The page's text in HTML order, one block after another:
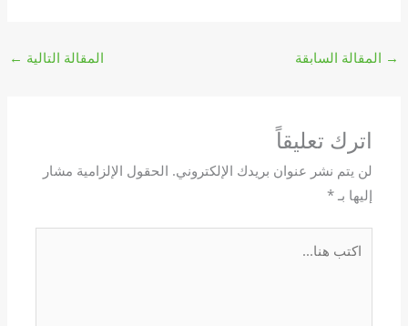
→ المقالة السابقة المقالة التالية ←
اترك تعليقاً
لن يتم نشر عنوان بريدك الإلكتروني. الحقول الإلزامية مشار
إليها بـ*